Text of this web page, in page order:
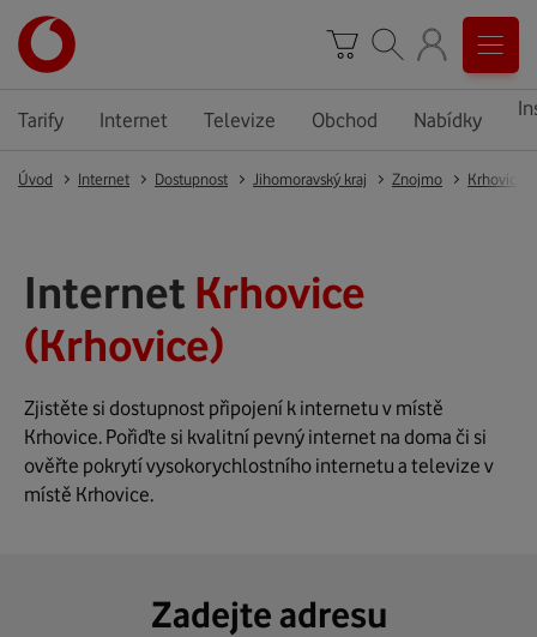
Tarify Internet Televize Obchod Nabídky
Úvod Internet Dostupnost Jihomoravský kraj Znojmo Krhovice
Internet Krhovice
(Krhovice)
Zjistěte si dostupnost připojení k internetu v místě
Krhovice. Pořiďte si kvalitní pevný internet na doma či si
ověřte pokrytí vysokorychlostního internetu a televize v
místě Krhovice.
Zadejte adresu